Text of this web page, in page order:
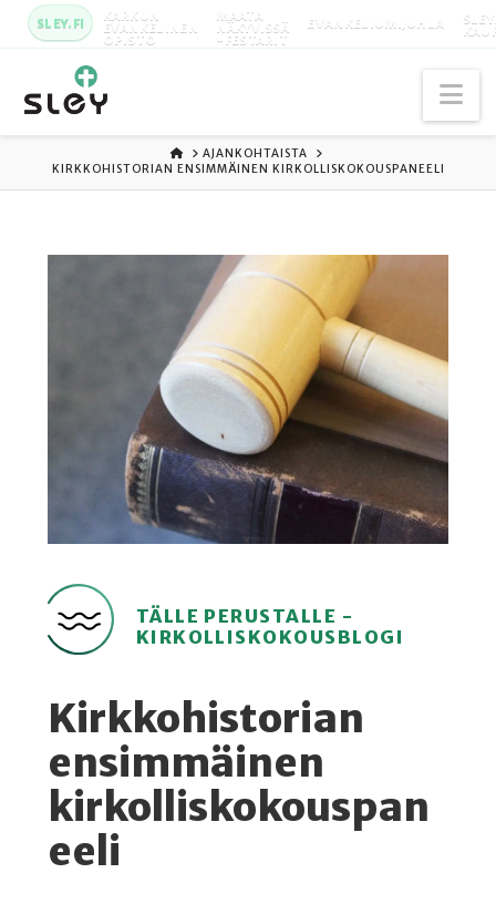
SLEY.FI KARKUN
EVANKELINEN
OPISTO
MAATA
NÄKYVISSÄ
-FESTARIT
EVANKELIUMIJUHLA
ETUSIVU
AJANKOHTAISTA
KIRKKOHISTORIAN ENSIMMÄINEN KIRKOLLISKOKOUSPANEELI
TÄLLE PERUSTALLE -
KIRKOLLISKOKOUSBLOGI
Kirkkohistorian
ensimmäinen
kirkolliskokouspan
eeli